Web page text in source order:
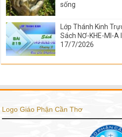
sống
Lớp Thánh Kinh
Sách NƠ-KHE-MI-A
17/7/2026
Logo Giáo Phận Cần Thơ